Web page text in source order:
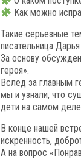
Как можно
Такие серьезные
писательница
За основу
героя».
Вслед за главным
мы и узнали, что
дети на самом
В конце нашей
искренность,
А на вопрос